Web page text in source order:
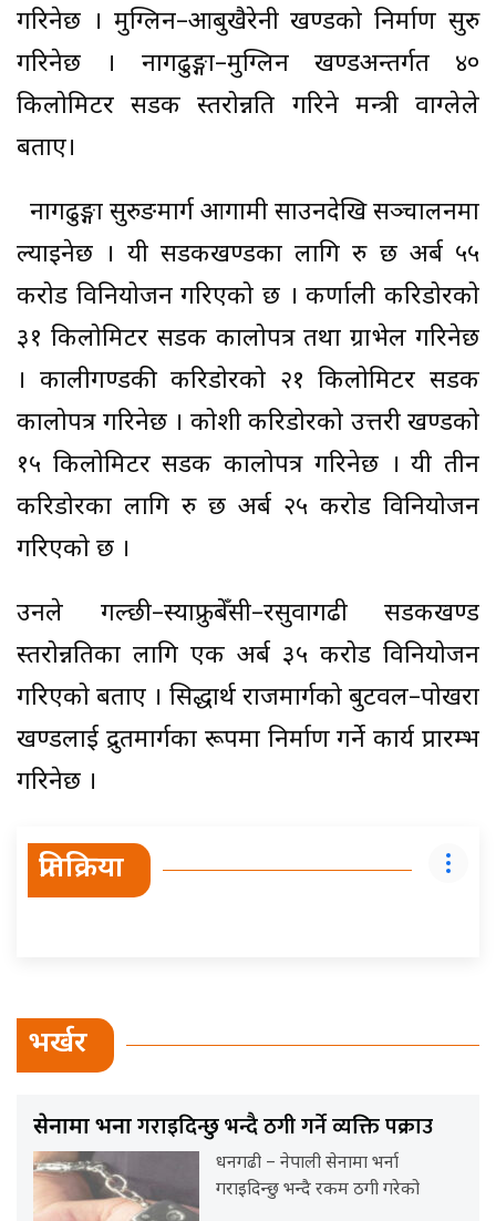
गरिनेछ । मुग्लिन–आबुखैरेनी खण्डको निर्माण सुरु
गरिनेछ । नागढुङ्गा–मुग्लिन खण्डअन्तर्गत ४०
किलोमिटर सडक स्तरोन्नति गरिने मन्त्री वाग्लेले
बताए।
नागढुङ्गा सुरुङमार्ग आगामी साउनदेखि सञ्चालनमा
ल्याइनेछ । यी सडकखण्डका लागि रु छ अर्ब ५५
करोड विनियोजन गरिएको छ । कर्णाली करिडोरको
३१ किलोमिटर सडक कालोपत्र तथा ग्राभेल गरिनेछ
। कालीगण्डकी करिडोरको २१ किलोमिटर सडक
कालोपत्र गरिनेछ । कोशी करिडोरको उत्तरी खण्डको
१५ किलोमिटर सडक कालोपत्र गरिनेछ । यी तीन
करिडोरका लागि रु छ अर्ब २५ करोड विनियोजन
गरिएको छ ।
उनले गल्छी–स्याफ्रुबेँसी–रसुवागढी सडकखण्ड
स्तरोन्नतिका लागि एक अर्ब ३५ करोड विनियोजन
गरिएको बताए । सिद्धार्थ राजमार्गको बुटवल–पोखरा
खण्डलाई द्रुतमार्गका रूपमा निर्माण गर्ने कार्य प्रारम्भ
गरिनेछ ।
प्रतिक्रिया
भर्खर
सेनामा भर्नागराइदिन्छु भन्दै ठगी गर्ने व्यक्ति पक्राउ
धनगढी – नेपाली सेनामा भर्ना
गराइदिन्छु भन्दै रकम ठगी गरेको